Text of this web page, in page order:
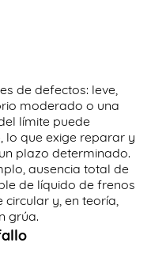
de defectos: leve,
moderado o una
límite puede
que exige reparar y
plazo determinado.
ausencia total de
de líquido de frenos
y, en teoría,
grúa.